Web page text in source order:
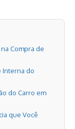
Compra de
Interna do
do Carro em
que Você